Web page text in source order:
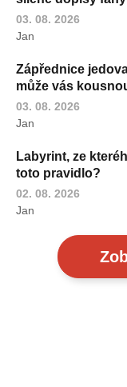
03. 08. 2026
Jan
Zápřednice
může vás
03. 08. 2026
Jan
Labyrint, ze
toto pravidlo?
02. 08. 2026
Jan